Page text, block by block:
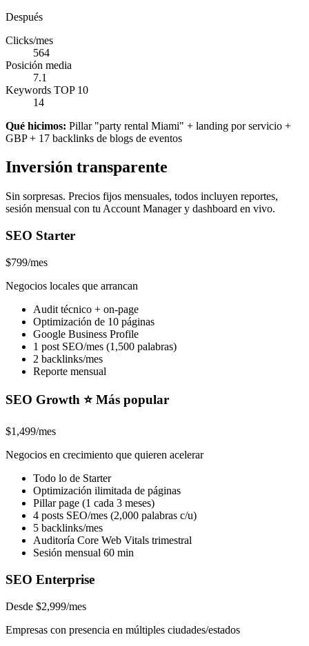
Después
Clicks/mes
564
Posición media
7.1
Keywords TOP 10
14
Qué hicimos: Pillar "party rental Miami" + landing por servicio +
GBP + 17 backlinks de blogs de eventos
Inversión transparente
Sin sorpresas. Precios fijos mensuales, todos incluyen reportes,
sesión mensual con tu Account Manager y dashboard en vivo.
SEO Starter
$799/mes
Negocios locales que arrancan
Audit técnico + on-page
Optimización de 10 páginas
Google Business Profile
1 post SEO/mes (1,500 palabras)
2 backlinks/mes
Reporte mensual
SEO Growth ⭐ Más popular
$1,499/mes
Negocios en crecimiento que quieren acelerar
Todo lo de Starter
Optimización ilimitada de páginas
Pillar page (1 cada 3 meses)
4 posts SEO/mes (2,000 palabras c/u)
5 backlinks/mes
Auditoría Core Web Vitals trimestral
Sesión mensual 60 min
SEO Enterprise
Desde $2,999/mes
Empresas con presencia en múltiples ciudades/estados